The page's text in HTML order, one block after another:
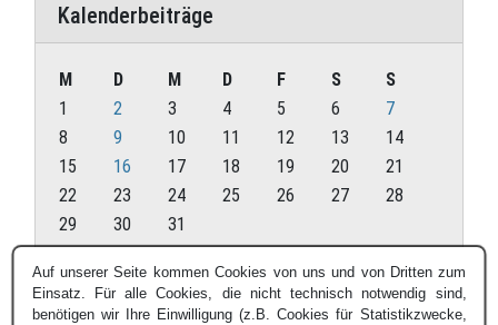
Kalenderbeiträge
Dezember 2025
M D M D F S
S
1
2 3 4 5 6
7
8
9 10 11 12 13
14
15
16 17 18 19 20
21
22
23 24 25 26 27
28
29
30 31
« Nov. Jan. »
Auf unserer Seite kommen Cookies von uns und von Dritten zum
Einsatz. Für alle Cookies, die nicht technisch notwendig sind,
benötigen wir Ihre Einwilligung (z.B. Cookies für Statistikzwecke,